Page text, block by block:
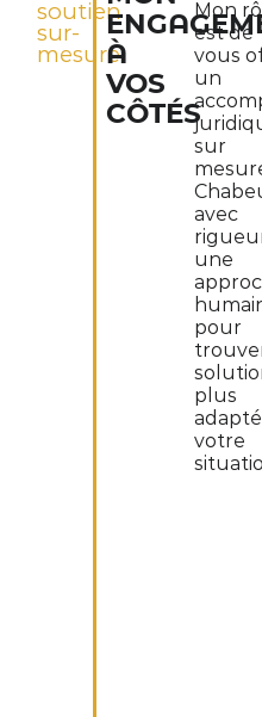
soutien
sur-
mesure
À
VOS
CÔTÉS
Mon
est de
vous
un
sur
avec
une
pour
plus
votre